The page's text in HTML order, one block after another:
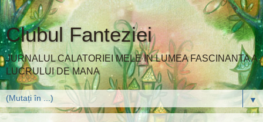
Clubul Fanteziei
JURNALUL CALATORIEI MELE IN LUMEA FASCINANTA A
LUCRULUI DE MANA
▼